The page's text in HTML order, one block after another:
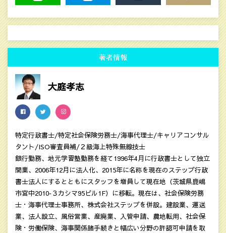
著者情報
大庭孝志
特定行政書士/特定社会保険労務士/海事代理士/キャリアコンサル
タント/ISO審査員補/２級海上特殊無線技士
銀行勤務、地元学習塾勤務を経て1996年4月に行政書士として独立
開業、2006年12月に法人化、2015年に名称を現在のステップ行政
書士法人にするとともにスタッフを増員して現在地（茨城県鹿嶋
市宮中2010‐３カシマ95ビル1F）に移転。現在は、社会保険労務
士・海事代理士事務所、株式会社ステップを併設。建設業、運送
業、法人設立、風俗営業、産廃業、入管申請、農地転用、社会保
険・労働保険、海事関係諸手続きと幅広い分野の許認可申請を取